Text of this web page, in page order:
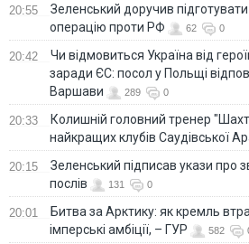
20:55
Зеленський доручив
операцію проти РФ
62 0
20:42
Чи відмовиться Україна від
заради ЄС: посол у Польщі
Варшави
289 0
20:33
Колишній головний тренер
найкращих клубів Саудівської
20:15
Зеленський підписав укази про
послів
131 0
20:01
Битва за Арктику: як кремль
імперські амбіції, – ГУР
582